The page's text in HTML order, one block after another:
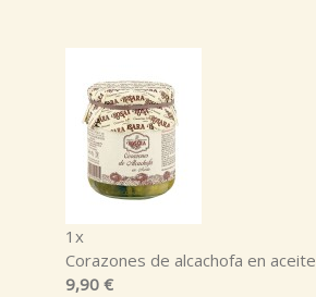
1x
Corazones de alcachofa en aceite
9,90 €